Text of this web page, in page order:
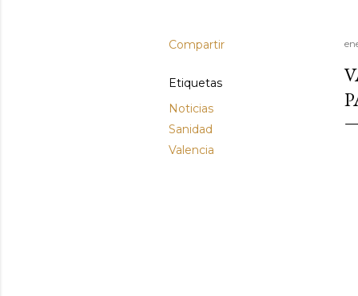
Compartir
Etiquetas
Noticias
Sanidad
Valencia